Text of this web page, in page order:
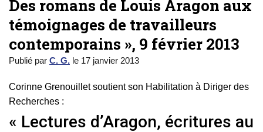
Des romans de Louis Aragon aux
témoignages de travailleurs
contemporains », 9 février 2013
Publié par C. G. le 17 janvier 2013
Corinne Grenouillet soutient son Habilitation à Diriger des
Recherches :
« Lectures d’Aragon, écritures au